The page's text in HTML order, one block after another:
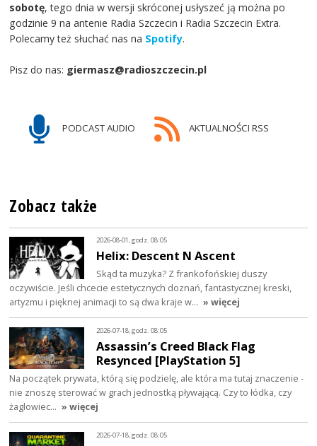
sobotę, tego dnia w wersji skróconej usłyszeć ją można po
godzinie 9 na antenie Radia Szczecin i Radia Szczecin Extra.
Polecamy też słuchać nas na Spotify.
Pisz do nas: giermasz@radioszczecin.pl
PODCAST AUDIO AKTUALNOŚCI RSS
Zobacz także
2026-08-01, godz. 08:05
Helix: Descent N Ascent
Skąd ta muzyka? Z frankofońskiej duszy
oczywiście. Jeśli chcecie estetycznych doznań, fantastycznej kreski,
artyzmu i pięknej animacji to są dwa kraje w… » więcej
2026-07-18, godz. 08:05
Assassin’s Creed Black Flag
Resynced [PlayStation 5]
Na początek prywata, którą się podzielę, ale która ma tutaj znaczenie -
nie znoszę sterować w grach jednostką pływającą. Czy to łódka, czy
żaglowiec… » więcej
2026-07-18, godz. 08:05